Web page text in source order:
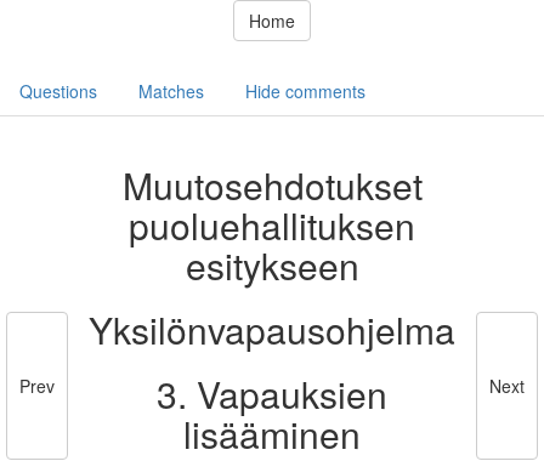
Home
Questions Matches Hide comments
Prev
Muutosehdotukset
puoluehallituksen
esitykseen
Yksilönvapausohjelma
3. Vapauksien
lisääminen
Next